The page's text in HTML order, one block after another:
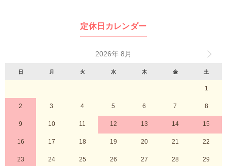
定休日カレンダー
2026年 8月
日 月 火 水 木 金 土
1
2 3 4 5 6 7 8
9 10 11 12 13 14 15
16 17 18 19 20 21 22
23 24 25 26 27 28 29